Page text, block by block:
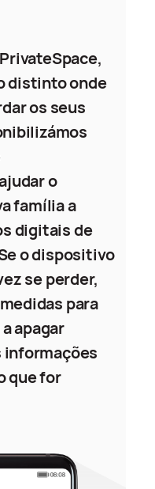
distinto onde
os seus
o
família a
digitais de
o dispositivo
se perder,
para
apagar
informações
que for